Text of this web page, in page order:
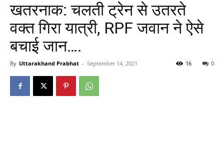
खतरनाक: चलती ट्रेन से उतरते
वक्त गिरा यात्री, RPF जवान ने ऐसे
बचाई जान….
By Uttarakhand Prabhat - September 14, 2021 0
16